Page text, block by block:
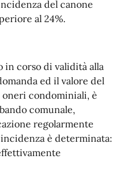
del canone
al 24%.
in corso di validità alla
ed il valore del
condominiali, è
comunale,
regolarmente
è determinata: